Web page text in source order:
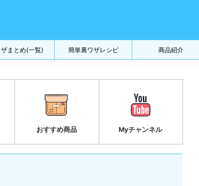
まとめ(一覧) 簡単裏ワザレシピ 商品紹介
おすすめ商品 Myチャンネル